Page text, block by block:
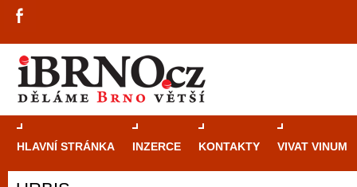
HLAVNÍ STRÁNKA INZERCE KONTAKTY VIVAT VINUM